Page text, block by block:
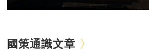
國策通識文章